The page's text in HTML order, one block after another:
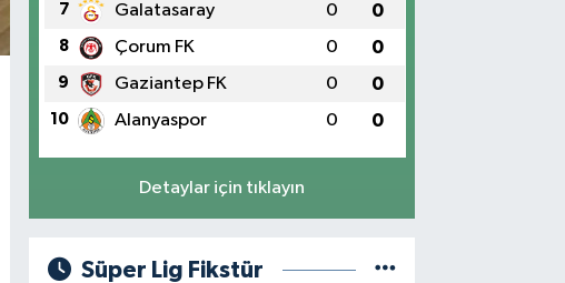
7 Galatasaray 0 0
8 Çorum FK 0 0
9 Gaziantep FK 0 0
10 Alanyaspor 0 0
Detaylar için tıklayın
Süper Lig Fikstür